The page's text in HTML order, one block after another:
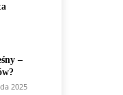
–
2025